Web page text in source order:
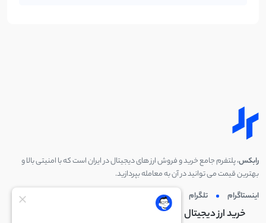
رابکس، پلتفرم جامع خرید و فروش ارز های دیجیتال در ایران است که با امنیتی بالا و
بهترین قیمت می توانید در آن به معامله بپردازید.
اینستاگرام
تلگرام توئیتر
خرید ارز دیجیتال